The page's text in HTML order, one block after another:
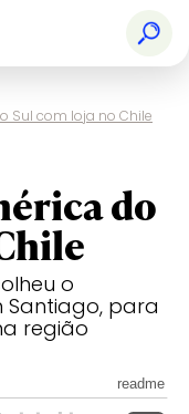
Sul com loja no Chile
do
o
Santiago, para
região
readme